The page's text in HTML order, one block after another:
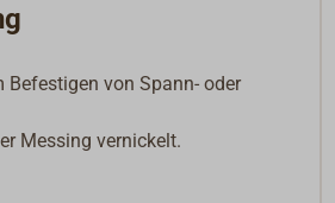
Befestigen von Spann- oder
Messing vernickelt.